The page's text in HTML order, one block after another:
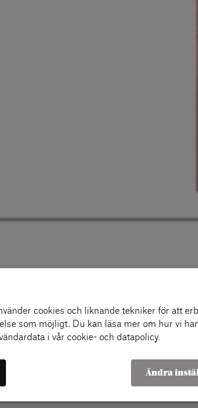
cookies och liknande tekniker för att
som möjligt. Du kan läsa mer om hur vi
i vår cookie- och datapolicy.
Ändra